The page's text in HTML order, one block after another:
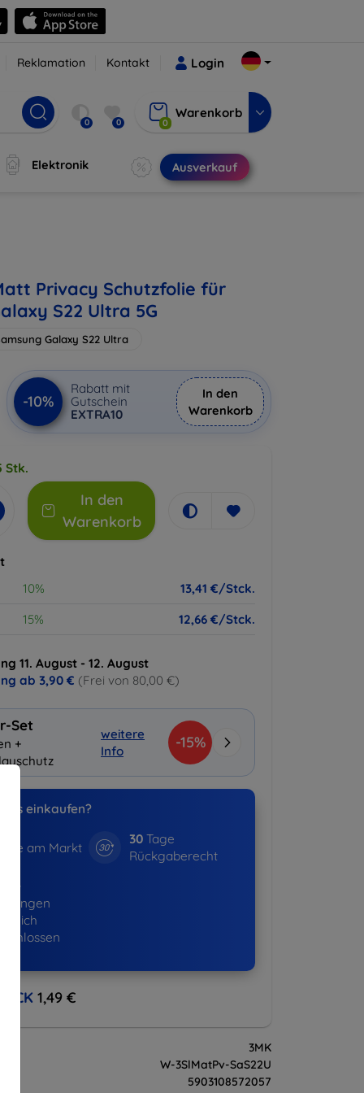
Reklamation Kontakt Login
0 0 0
Warenkorb
Elektronik Ausverkauf
Privacy Schutzfolie für
S22 Ultra 5G
Galaxy S22 Ultra
-10%
Rabatt mit
Gutschein
EXTRA10
In den
Warenkorb
Stk.
In den
Warenkorb
10%
13,41 €/Stck.
15% 12,66 €/Stck.
11. August - 12. August
ab 3,90 € (Frei von 80,00 €)
Set
+
weitere
Info
-15%
einkaufen?
am Markt
30Tage
Rückgaberecht
1,49 €
3MK
W-3SlMatPv-SaS22U
5903108572057